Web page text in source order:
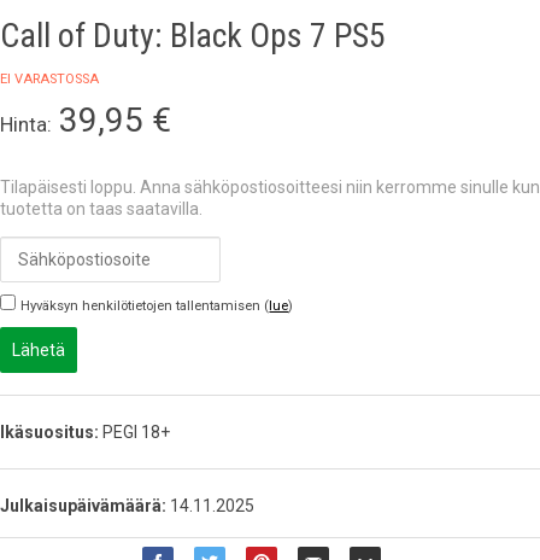
Call of Duty: Black Ops 7 PS5
EI VARASTOSSA
Hinta: 39,95 €
Tilapäisesti loppu. Anna sähköpostiosoitteesi niin kerromme sinulle kun
tuotetta on taas saatavilla.
Hyväksyn henkilötietojen tallentamisen (lue)
Lähetä
Ikäsuositus: PEGI 18+
Julkaisupäivämäärä: 14.11.2025